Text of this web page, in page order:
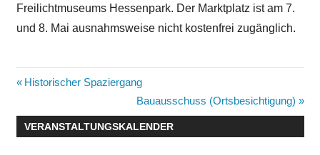
Freilichtmuseums Hessenpark. Der Marktplatz ist am 7.
und 8. Mai ausnahmsweise nicht kostenfrei zugänglich.
Beitragsnavigation
Vorheriger
Historischer Spaziergang
Nächster
Beitrag:
Bauausschuss (Ortsbesichtigung)
VERANSTALTUNGSKALENDER